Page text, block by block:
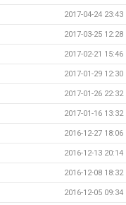
2017-04-24 23:43
2017-03-25 12:28
2017-02-21 15:46
2017-01-29 12:30
2017-01-26 22:32
2017-01-16 13:32
2016-12-27 18:06
2016-12-13 20:14
2016-12-08 18:32
2016-12-05 09:34